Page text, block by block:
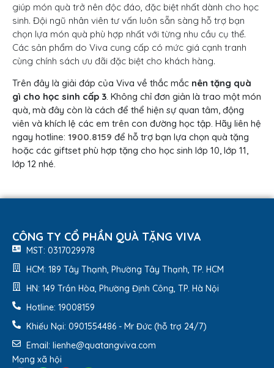
giúp món quà trở nên độc đáo, đặc biệt nhất dành cho học
sinh. Đội ngũ nhân viên tư vấn luôn sẵn sàng hỗ trợ bạn
chọn lựa món quà phù hợp nhất với từng nhu cầu cụ thể.
Các sản phẩm do Viva cung cấp có mức giá cạnh tranh
cùng chính sách ưu đãi đặc biệt cho khách hàng.
Trên đây là giải đáp của Viva về thắc mắc nên tặng quà
gì cho học sinh cấp 3. Không chỉ đơn giản là trao một món
quà, mà đây còn là cách để thể hiện sự quan tâm, động
viên và khích lệ các em trên con đường học tập. Hãy liên hệ
ngay hotline: 1900.8159 để hỗ trợ bạn lựa chọn quà tặng
hoặc các giftset phù hợp tặng cho học sinh lớp 10, lớp 11,
lớp 12 nhé.
CÔNG TY CỔ PHẦN QUÀ TẶNG VIVA
MST: 0317029978
HCM: 189 Tây Thạnh, Phường Tây Thạnh, TP. HCM
HN: 149 Trần Hòa, Phường Định Công, TP. Hà Nội
Hotline: 19008159
Khiếu Nại: 0901554486 - Mr Đức (hỗ trợ 24/7)
Email: lienhe@quatangviva.com
Mạng xã hội